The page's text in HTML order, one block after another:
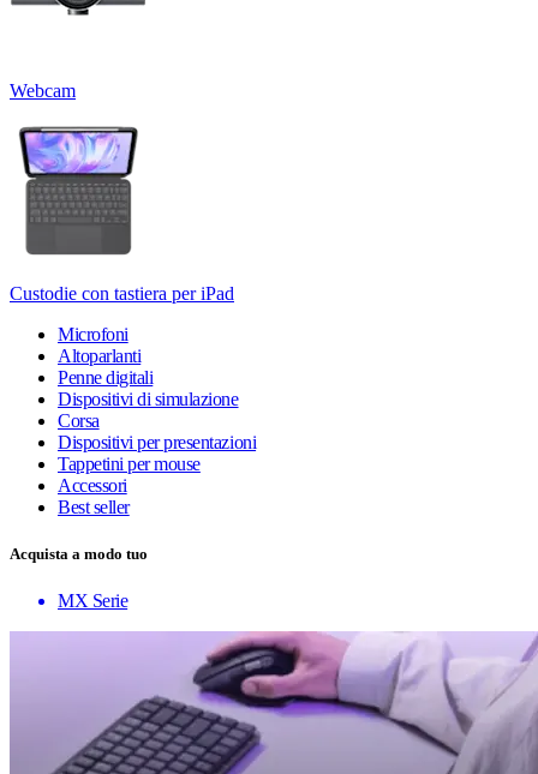
Webcam
Custodie con tastiera per iPad
Microfoni
Altoparlanti
Penne digitali
Dispositivi di simulazione
Corsa
Dispositivi per presentazioni
Tappetini per mouse
Accessori
Best seller
Acquista a modo tuo
MX Serie